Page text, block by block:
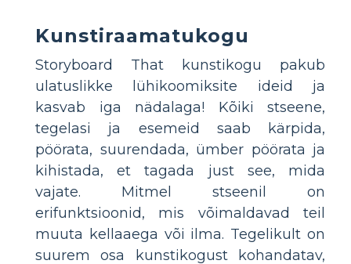
Kunstiraamatukogu
Storyboard That kunstikogu pakub
ulatuslikke lühikoomiksite ideid ja
kasvab iga nädalaga! Kõiki stseene,
tegelasi ja esemeid saab kärpida,
pöörata, suurendada, ümber pöörata ja
kihistada, et tagada just see, mida
vajate. Mitmel stseenil on
erifunktsioonid, mis võimaldavad teil
muuta kellaaega või ilma. Tegelikult on
suurem osa kunstikogust kohandatav,